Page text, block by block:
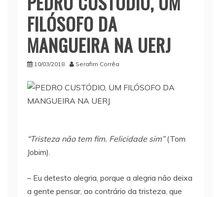
FILÓSOFO DA
MANGUEIRA NA UERJ
10/03/2018 Serafim Corrêa
“Tristeza não tem fim. Felicidade sim”(Tom
Jobim).
– Eu detesto alegria, porque a alegria não deixa
a gente pensar, ao contrário da tristeza, que